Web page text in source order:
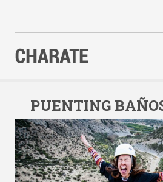
AGENDA
ACTIVIDADES
ALQUILER
EQUIPO
CONTACTO
PUENTING